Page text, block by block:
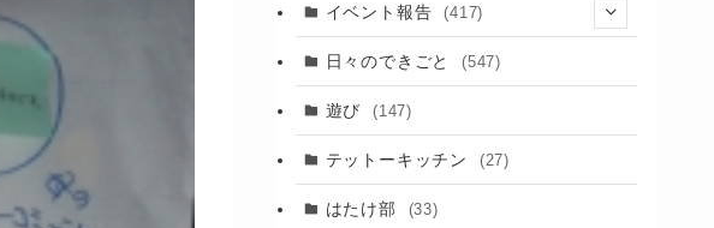
イベント報告 (417)
(2)
(88)
日々のできごと (547)
遊び (147)
テットーキッチン (27)
はたけ部 (33)